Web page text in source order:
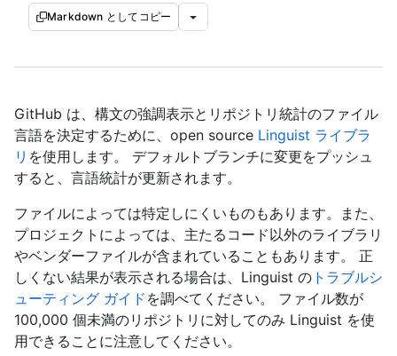
Markdown としてコピー
GitHub は、構文の強調表示とリポジトリ統計のファイル
言語を決定するために、open source Linguist ライブラ
リ を使用します。 デフォルトブランチに変更をプッシュ
すると、言語統計が更新されます。
ファイルによっては特定しにくいものもあります。また、
プロジェクトによっては、主たるコード以外のライブラリ
やベンダーファイルが含まれていることもあります。 正
しくない結果が表示される場合は、Linguist の トラブルシ
ューティング ガイド を調べてください。 ファイル数が
100,000 個未満のリポジトリに対してのみ Linguist を使
用できることに注意してください。